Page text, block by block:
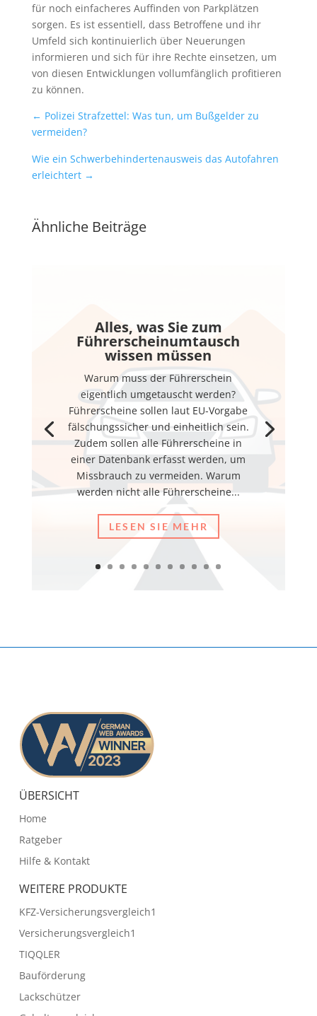
für noch einfacheres Auffinden von Parkplätzen
sorgen. Es ist essentiell, dass Betroffene und ihr
Umfeld sich kontinuierlich über Neuerungen
informieren und sich für ihre Rechte einsetzen, um
von diesen Entwicklungen vollumfänglich profitieren
zu können.
← Polizei Strafzettel: Was tun, um Bußgelder zu
vermeiden?
Wie ein Schwerbehindertenausweis das Autofahren
erleichtert→
Ähnliche Beiträge
Alles, was Sie zum
Führerscheinumtausch
wissen müssen
Warum muss der Führerschein
eigentlich umgetauscht werden?
Führerscheine sollen laut EU-Vorgabe
fälschungssicher und einheitlich sein.
Zudem sollen alle Führerscheine in
einer Datenbank erfasst werden, um
Missbrauch zu vermeiden. Warum
werden nicht alle Führerscheine...
LESEN SIE MEHR
ÜBERSICHT
Home
Ratgeber
Hilfe & Kontakt
WEITERE PRODUKTE
KFZ-Versicherungsvergleich1
Versicherungsvergleich1
TIQQLER
Bauförderung
Lackschützer